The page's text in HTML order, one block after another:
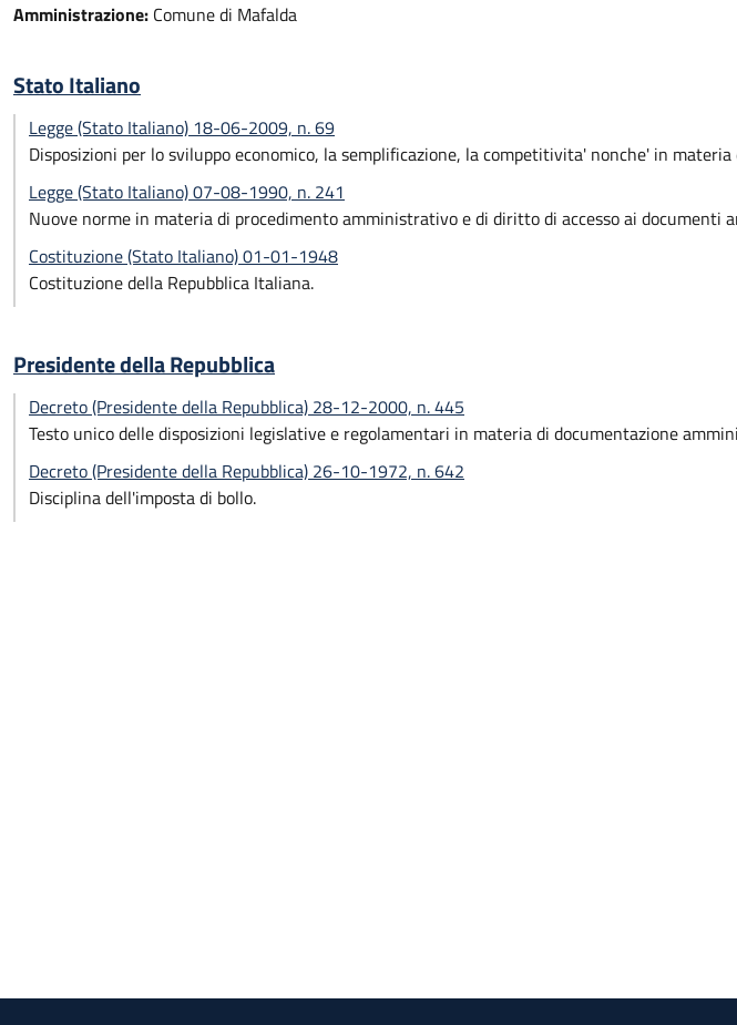
Amministrazione: Comune di Mafalda
Stato Italiano
Legge (Stato Italiano) 18-06-2009, n. 69
Disposizioni per lo sviluppo economico, la semplificazione, la competitivita' nonche' in materia
Legge (Stato Italiano) 07-08-1990, n. 241
Nuove norme in materia di procedimento amministrativo e di diritto di accesso ai documenti
Costituzione (Stato Italiano) 01-01-1948
Costituzione della Repubblica Italiana.
Presidente della Repubblica
Decreto (Presidente della Repubblica) 28-12-2000, n. 445
Testo unico delle disposizioni legislative e regolamentari in materia di documentazione
Decreto (Presidente della Repubblica) 26-10-1972, n. 642
Disciplina dell'imposta di bollo.